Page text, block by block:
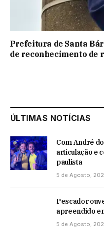
Prefeitura de Santa
de reconhecimento de
ÚLTIMAS NOTÍCIAS
Com André
articulação e
paulista
5 de Agosto,
Pescador
apreendido
5 de Agosto,